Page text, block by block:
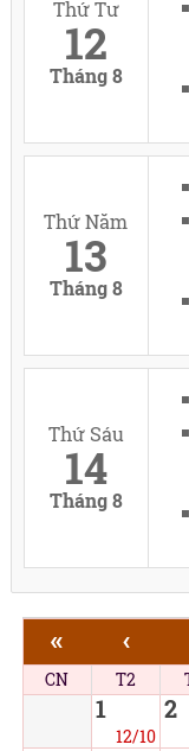
Thứ Tư
12
Tháng 8
Thứ Năm
13
Tháng 8
Thứ Sáu
14
Tháng 8
« ‹
CN T2
1
12/10
2